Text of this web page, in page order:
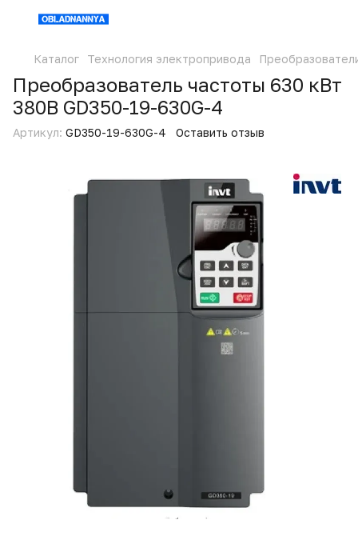
Каталог Технология электропривода
Преобразователь частоты 630 кВт
380В GD350-19-630G-4
Артикул: GD350-19-630G-4 Оставить отзыв